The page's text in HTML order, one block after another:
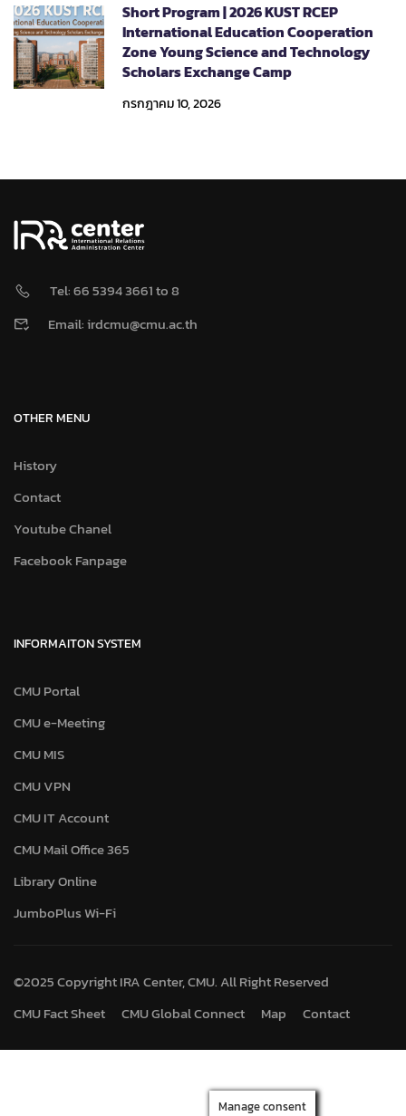
Short Program | 2026 KUST RCEP
International Education Cooperation
Zone Young Science and Technology
Scholars Exchange Camp
กรกฎาคม 10, 2026
Tel: 66 5394 3661 to 8
Email: irdcmu@cmu.ac.th
OTHER MENU
History
Contact
Youtube Chanel
Facebook Fanpage
INFORMAITON SYSTEM
CMU Portal
CMU e-Meeting
CMU MIS
CMU VPN
CMU IT Account
CMU Mail Office 365
Library Online
JumboPlus Wi-Fi
©2025 Copyright IRA Center, CMU. All Right Reserved
CMU Fact Sheet
CMU Global Connect Map Contact
Manage consent